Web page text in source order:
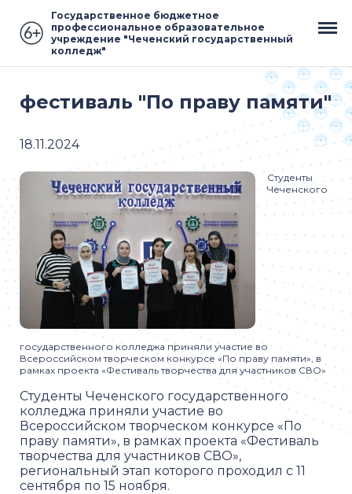
Государственное бюджетное
профессиональное образовательное
учреждение "Чеченский государственный
колледж"
фестиваль "По праву памяти"
18.11.2024
Студенты
Чеченского
государственного колледжа приняли участие во
Всероссийском творческом конкурсе «По праву памяти», в
рамках проекта «Фестиваль творчества для участников СВО»
Студенты Чеченского государственного
колледжа приняли участие во
Всероссийском творческом конкурсе «По
праву памяти», в рамках проекта «Фестиваль
творчества для участников СВО»,
региональный этап которого проходил с 11
сентября по 15 ноября.